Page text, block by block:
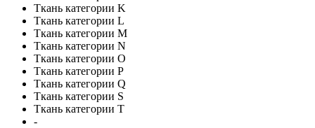
Ткань категории K
Ткань категории L
Ткань категории M
Ткань категории N
Ткань категории O
Ткань категории P
Ткань категории Q
Ткань категории S
Ткань категории T
-